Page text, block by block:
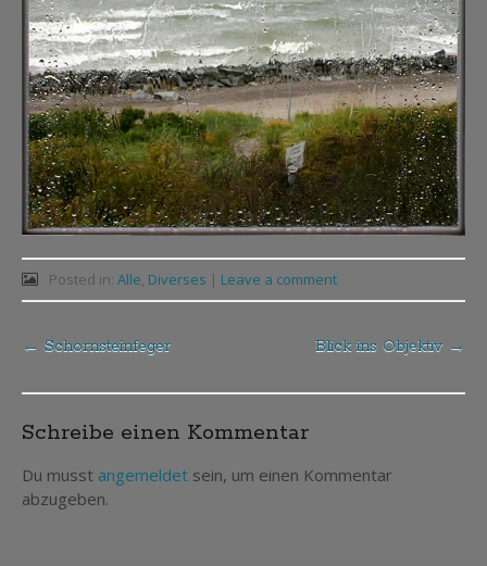
Posted in: Alle, Diverses | Leave a comment
Post
navigation
← Schornsteinfeger Blick ins Objektiv →
Schreibe einen Kommentar
Du musst angemeldet sein, um einen Kommentar
abzugeben.